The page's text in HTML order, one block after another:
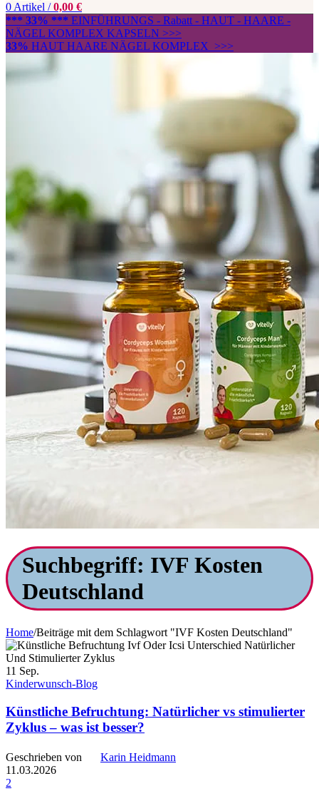
0 Artikel / 0,00 €
*** 33% *** EINFÜHRUNGS - Rabatt - HAUT - HAARE -
NÄGEL KOMPLEX KAPSELN >>>
33% HAUT HAARE NÄGEL KOMPLEX >>>
Suchbegriff: IVF Kosten
Deutschland
Home/Beiträge mit dem Schlagwort "IVF Kosten Deutschland"
11 Sep.
Kinderwunsch-Blog
Künstliche Befruchtung: Natürlicher vs stimulierter
Zyklus – was ist besser?
Geschrieben von
Karin Heidmann
11.03.2026
2